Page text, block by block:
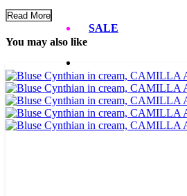
SALE
Read More
You may also like